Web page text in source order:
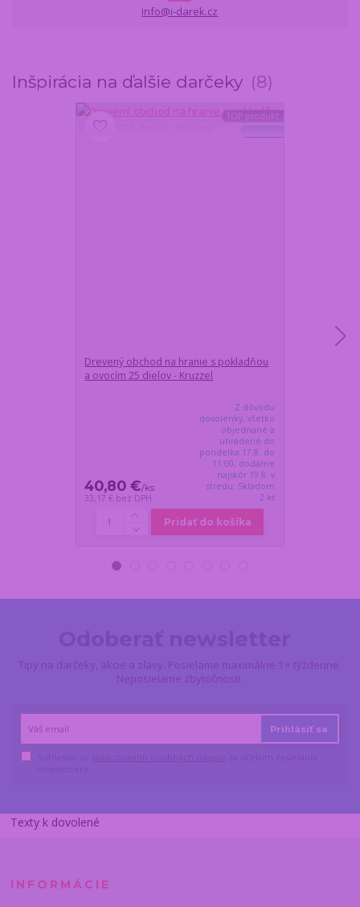
info@i-darek.cz
Inšpirácia na ďalšie darčeky 8
TOP produkt
Drevený obchod na hranie s pokladňou
a ovocím 25 dielov - Kruzzel
40,80 €/ks
33,17 € bez DPH
Z dôvodu
dovolenky, všetko
objednané a
uhradené do
pondelka 17.8. do
11:00, dodáme
najskôr 19.8. v
stredu. Skladom
2 ks
Pridať do košíka
Tipy na darčeky, akcie a zľavy. Posielame maximálne 1× týždenne.
Neposielame zbytočnosti.
Prihlásiť sa
Texty k dovolené
INFORMÁCIE